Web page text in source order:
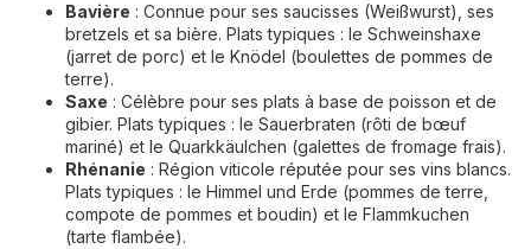
Bavière : Connue pour ses saucisses (Weißwurst), ses
bretzels et sa bière. Plats typiques : le Schweinshaxe
(jarret de porc) et le Knödel (boulettes de pommes de
terre).
Saxe : Célèbre pour ses plats à base de poisson et de
gibier. Plats typiques : le Sauerbraten (rôti de bœuf
mariné) et le Quarkkäulchen (galettes de fromage frais).
Rhénanie : Région viticole réputée pour ses vins blancs.
Plats typiques : le Himmel und Erde (pommes de terre,
compote de pommes et boudin) et le Flammkuchen
(tarte flambée).